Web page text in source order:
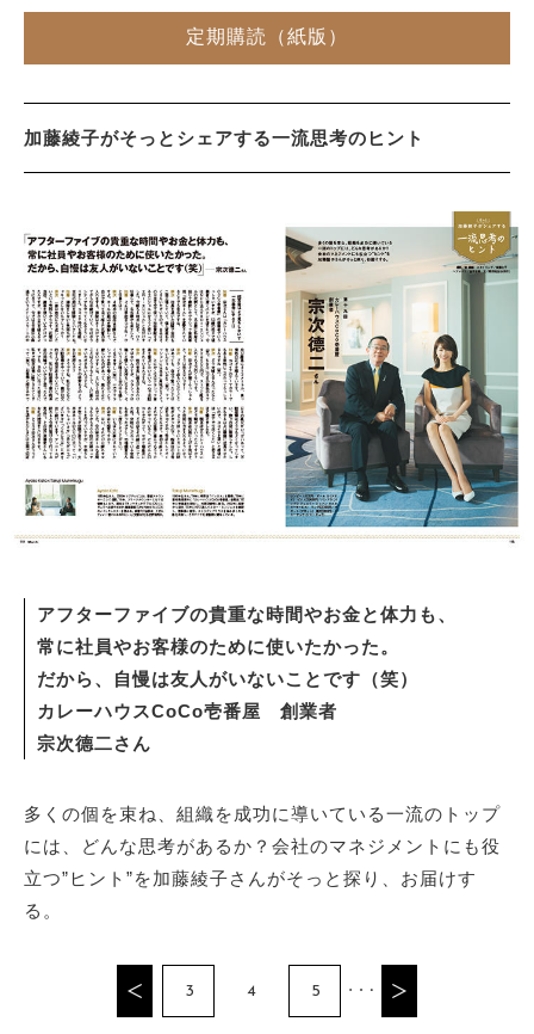
定期購読（紙版）
加藤綾子がそっとシェアする一流思考のヒント
アフターファイブの貴重な時間やお金と体力も、
常に社員やお客様のために使いたかった。
だから、自慢は友人がいないことです（笑）
カレーハウスCoCo壱番屋 創業者
宗次德二さん
多くの個を束ね、組織を成功に導いている一流のトップ
には、どんな思考があるか？会社のマネジメントにも役
立つ”ヒント”を加藤綾子さんがそっと探り、お届けす
る。
3 4 5